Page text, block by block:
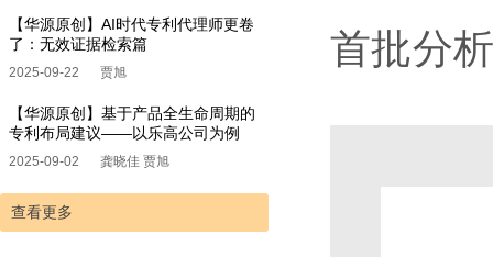
【华源原创】AI时代专利代理师更卷
了：无效证据检索篇
2025-09-22 贾旭
【华源原创】基于产品全生命周期的
专利布局建议——以乐高公司为例
2025-09-02 龚晓佳 贾旭
查看更多
首批分